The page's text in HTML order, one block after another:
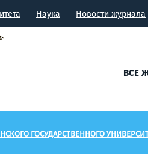
Наука Новости журнала
ВСЕ
ГОСУДАРСТВЕННОГО